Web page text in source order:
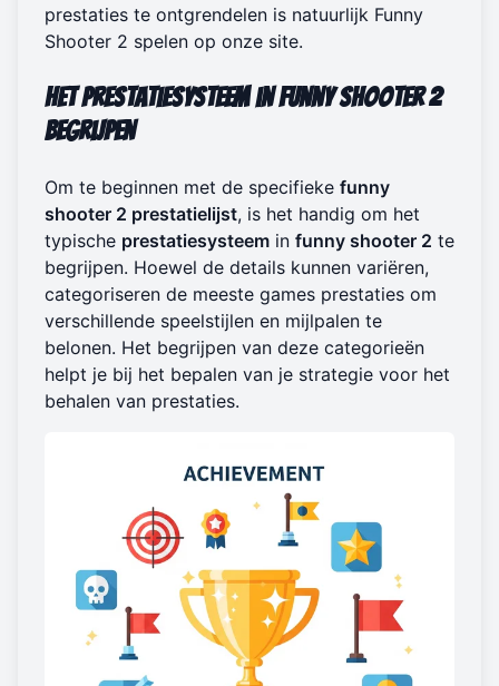
prestaties te ontgrendelen is natuurlijk Funny
Shooter 2 spelen op onze site.
Het Prestatiesysteem in Funny Shooter 2
Begrijpen
Om te beginnen met de specifieke funny
shooter 2 prestatielijst, is het handig om het
typische prestatiesysteem in funny shooter 2 te
begrijpen. Hoewel de details kunnen variëren,
categoriseren de meeste games prestaties om
verschillende speelstijlen en mijlpalen te
belonen. Het begrijpen van deze categorieën
helpt je bij het bepalen van je strategie voor het
behalen van prestaties.